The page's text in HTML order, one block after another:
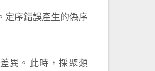
定序錯誤產生的偽序
異。此時，採聚類